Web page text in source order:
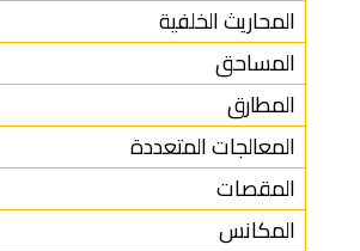
المحاريث الخلفية
المساحق
المطارق
المعالجات المتعددة
المقصات
المكانس